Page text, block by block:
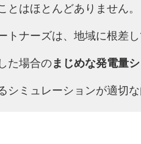
とはほとんどありません。
トナーズは、地域に根差
た場合のまじめな発電量
シミュレーションが適切